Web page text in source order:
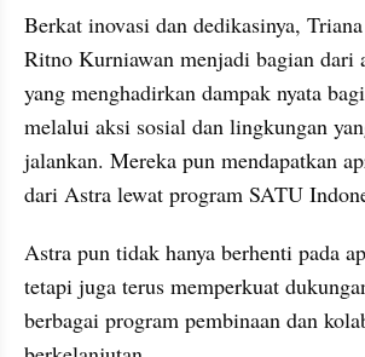
Berkat inovasi dan dedikasinya,
Ritno Kurniawan menjadi bagian dari
yang menghadirkan dampak nyata
melalui aksi sosial dan lingkungan
jalankan. Mereka pun mendapatkan
dari Astra lewat program SATU
Astra pun tidak hanya berhenti pada
tetapi juga terus memperkuat
berbagai program pembinaan dan